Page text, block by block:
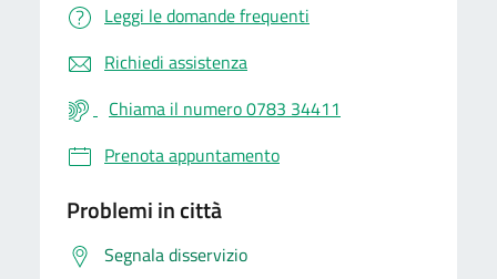
Leggi le domande frequenti
Richiedi assistenza
Chiama il numero 0783 34411
Prenota appuntamento
Problemi in città
Segnala disservizio